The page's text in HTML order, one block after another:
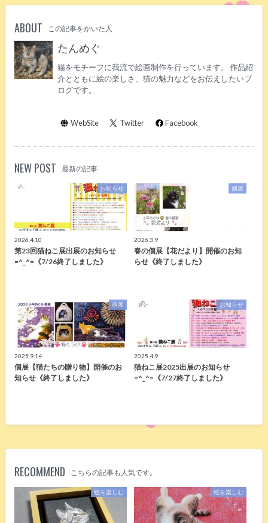
ABOUT この記事をかいた人
たんめぐ
猫をモチーフに我流で絵画制作を行っています。 作品紹
介とともに絵の楽しさ、猫の魅力などをお伝えしたいブ
ログです。
WebSite Twitter Facebook
NEW POST 最新の記事
お知らせ
2026.4.10
第23回猫ねこ展出展のお知らせ
=^_^=《7/26終了しました》
個展
2026.3.9
春の個展【花だより】開催のお知
らせ《終了しました》
個展
2025.9.14
個展【猫たちの贈り物】開催のお
知らせ《終了しました》
お知らせ
2025.4.9
猫ねこ展2025出展のお知らせ
=^_^=《7/27終了しました》
RECOMMEND こちらの記事も人気です。
絵を楽しむ 絵を楽しむ